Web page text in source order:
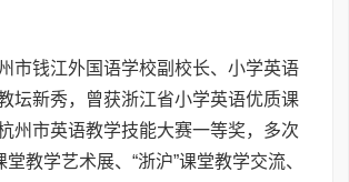
市钱江外国语学校副校长、小学英语
坛新秀，曾获浙江省小学英语优质课
州市英语教学技能大赛一等奖，多次
堂教学艺术展、“浙沪”课堂教学交流、